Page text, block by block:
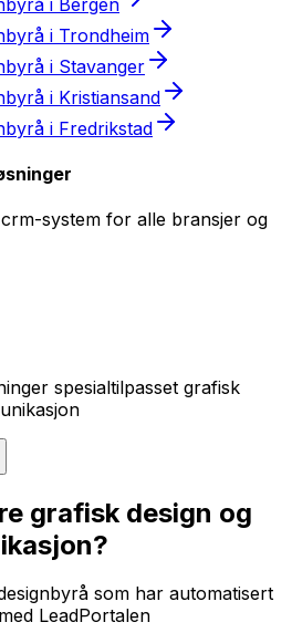
i Trondheim
i Stavanger
i Kristiansand
i Fredrikstad
crm-system for alle bransjer og
spesialtilpasset grafisk
grafisk design og
som har automatisert
LeadPortalen